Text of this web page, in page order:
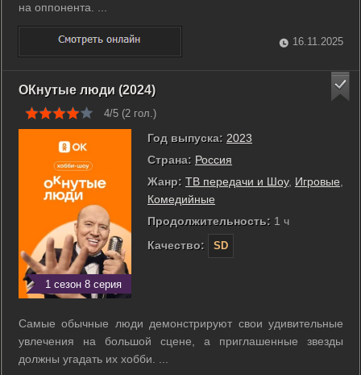
на оппонента. ...
16.11.2025
ОКнутые люди (2024)
4/5 (2 гол.)
1 сезон 8 серия
Год выпуска: 2023
Страна: Россия
Жанр: ТВ передачи и Шоу, Игровые
Комедийные
Продолжительность: 1 ч
Качество:
SD
Самые обычные люди демонстрируют свои удивительные
увлечения на большой сцене, а приглашенные звезды
должны угадать их хобби. ...